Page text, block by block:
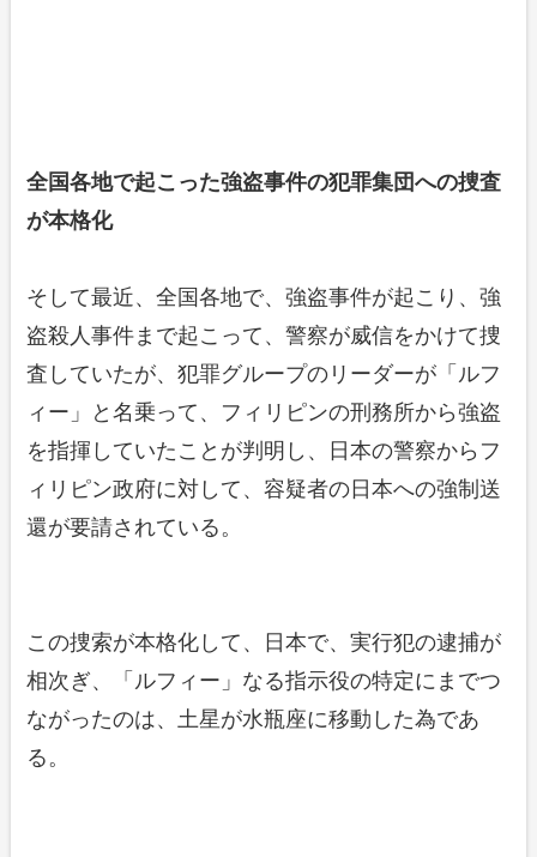
全国各地で起こった強盗事件の犯罪集団への捜査
が本格化
そして最近、全国各地で、強盗事件が起こり、強
盗殺人事件まで起こって、警察が威信をかけて捜
査していたが、犯罪グループのリーダーが「ルフ
ィー」と名乗って、フィリピンの刑務所から強盗
を指揮していたことが判明し、日本の警察からフ
ィリピン政府に対して、容疑者の日本への強制送
還が要請されている。
この捜索が本格化して、日本で、実行犯の逮捕が
相次ぎ、「ルフィー」なる指示役の特定にまでつ
ながったのは、土星が水瓶座に移動した為であ
る。